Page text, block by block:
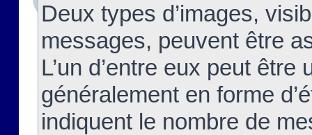
Deux types d’images,
messages, peuvent être
L’un d’entre eux peut
généralement en forme
indiquent le nombre de